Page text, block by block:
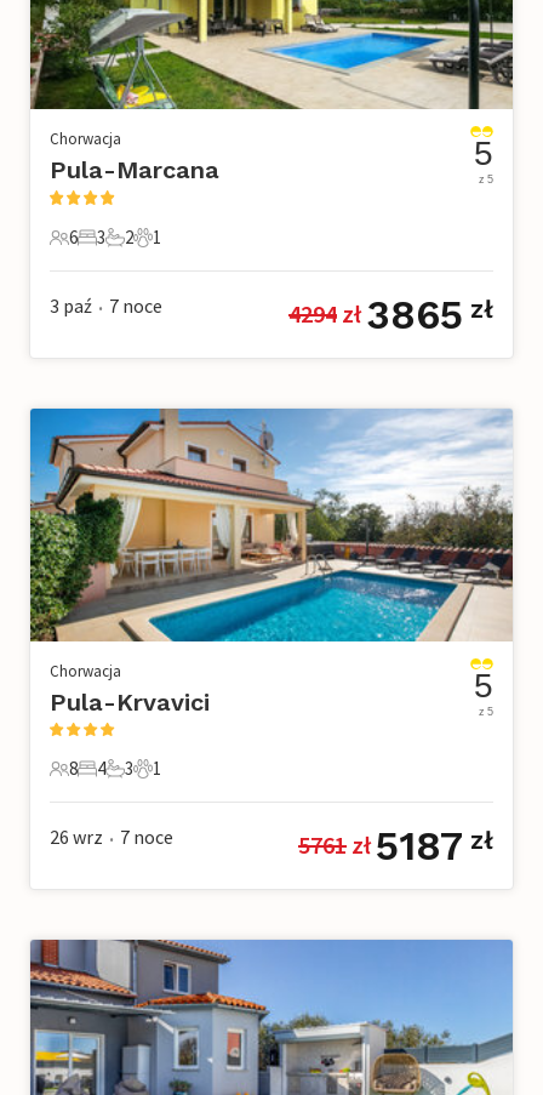
Chorwacja
Pula-Marcana
6 Goście
6
3 Sypialnie
3
2 Łazienki
2
1 Zwierzę domowe
1
5
z 5
3 paź • 7 noce 4294 zł 3865 zł
Chorwacja
Pula-Krvavici
8 Goście
8
4 Sypialnie
4
3 Łazienki
3
1 Zwierzę domowe
1
5
z 5
26 wrz • 7 noce 5761 zł 5187 zł